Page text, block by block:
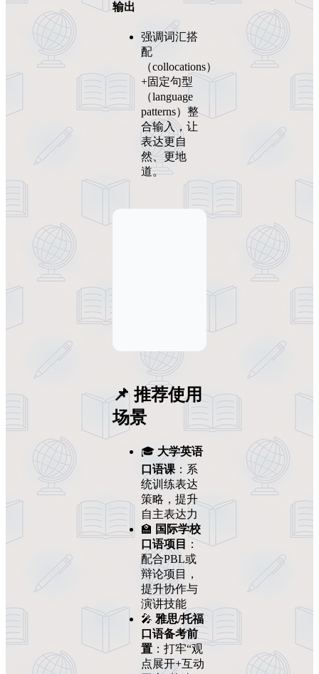
输出
强调词汇搭
配
（collocations）
+固定句型
（language
patterns）整
合输入，让
表达更自
然、更地
道。
📌 推荐使用
场景
🎓 大学英语
口语课 ：系
统训练表达
策略，提升
自主表达力
🏫 国际学校
口语项目
：
配合PBL或
辩论项目，
提升协作与
演讲技能
🎤 雅思/托福
口语备考前
置 ：打牢“观
点展开+互动